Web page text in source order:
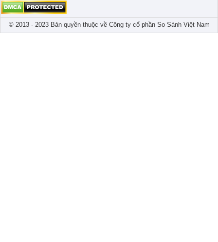
© 2013 - 2023 Bản quyền thuộc về Công ty cổ phần So Sánh Việt Nam